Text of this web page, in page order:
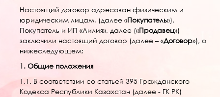
Настоящий договор адресован физическим и
юридическим лицам, (далее «Покупатель»).
Покупатель и ИП «Лилия», далее («Продавец»)
заключили настоящий договор (далее – «Договор»), о
нижеследующем:
1. Общие положения
1.1. В соответствии со статьей 395 Гражданского
Кодекса Республики Казахстан (далее - ГК РК)